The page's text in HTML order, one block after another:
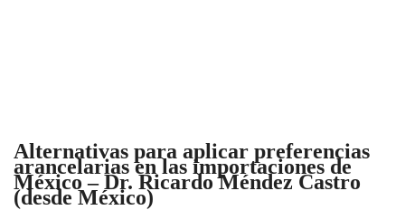
Alternativas para aplicar preferencias
arancelarias en las importaciones de
México – Dr. Ricardo Méndez Castro
(desde México)